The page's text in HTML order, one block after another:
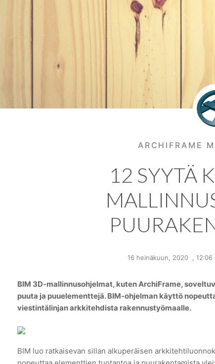
ARCHIFRAME
12 SYYTÄ
16 heinäkuun, 2020 , 12:06
BIM 3D-mallinnusohjelmat, kuten ArchiFrame,
puuta ja puuelementtejä. BIM-ohjelman käyttö
viestintälinjan arkkitehdista rakennustyömaalle.
BIM luo ratkaisevan sillan alkuperäisen